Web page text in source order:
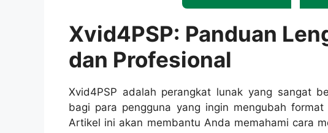
Xvid4PSP: Panduan
dan Profesional
Xvid4PSP adalah perangkat lunak yang sangat
bagi para pengguna yang ingin mengubah
Artikel ini akan membantu Anda memahami cara